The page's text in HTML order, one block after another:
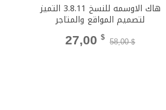
هاك الاوسمه للنسخ 3.8.11 التميز
لتصميم المواقع والمتاجر
58,00$
السعر
27,00$
السعر